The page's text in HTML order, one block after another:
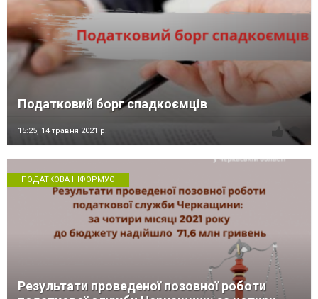
Податковий борг спадкоємців
15:25, 14 травня 2021 р.
ПОДАТКОВА ІНФОРМУЄ
Результати проведеної позовної роботи